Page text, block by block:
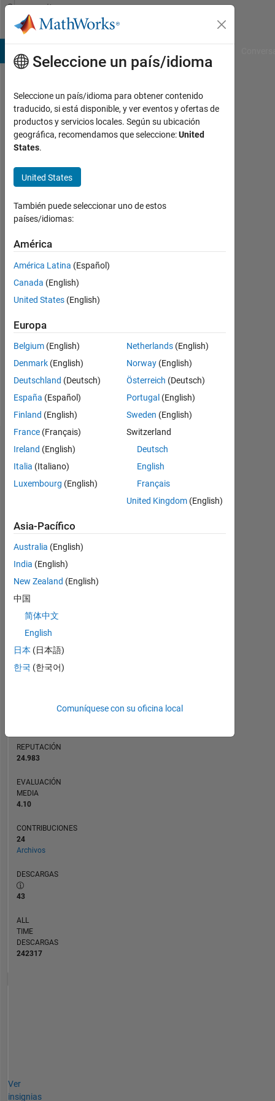
Saltar al contenido
Community
Profile
Robert
Bemis
actividad
desde
Followers:
Following:
Mensaje
I
started
MATLAB
in
1985.
of
the
line
had
drive,
2e-
3
GHz
and
5e-
GB
RAM.
Look
since
then.
I
joined
As
an
application
I
met
thousands
MATLAB
users
and
the
development
Mostrar
más
Panel de control
CONTRIBUCIONES 10
-4
-2
2
4
6
8
12
14
30 25
20
15
5
-5
-10
09/16
10/17
11/18
12/19
01/21
02/22
03/23
04/24
05/25
06/26
11/17
01/19
03/20
05/21
07/22
09/23
11/24
02/18
07/19
12/20
05/22
10/23
03/25
08/26
REPUTACIÓN
24.983
EVALUACIÓN
MEDIA
4.10
CONTRIBUCIONES
24
Archivos
DESCARGAS
43
ALL
TIME
DESCARGAS
242317
Ver
insignias
Seleccione un país/idioma
Seleccione un país/idioma para obtener contenido
traducido, si está disponible, y ver eventos y ofertas de
productos y servicios locales. Según su ubicación
geográfica, recomendamos que seleccione:United
States.
United States
También puede seleccionar uno de estos
países/idiomas:
América
América Latina (Español)
Canada (English)
United States (English)
Europa
Belgium (English)
Denmark (English)
Deutschland (Deutsch)
España (Español)
Finland (English)
France (Français)
Ireland (English)
Italia (Italiano)
Luxembourg (English)
Netherlands(English)
Norway(English)
Österreich (Deutsch)
Portugal (English)
Sweden (English)
Switzerland
Deutsch
English
Français
United Kingdom(English)
Asia-Pacífico
Australia (English)
India (English)
New Zealand (English)
中国
简体中文
English
日本 (日本語)
한국 (한국어)
Comuníquese con su oficina local